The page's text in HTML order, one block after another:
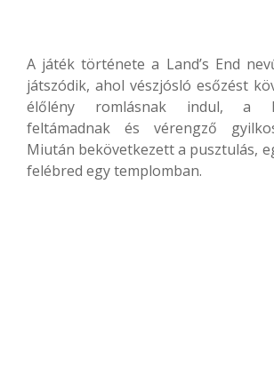
A játék története a Land’s End
játszódik, ahol vészjósló esőzést
élőlény romlásnak indul, a
feltámadnak és vérengző
Miután bekövetkezett a pusztulás,
felébred egy templomban.